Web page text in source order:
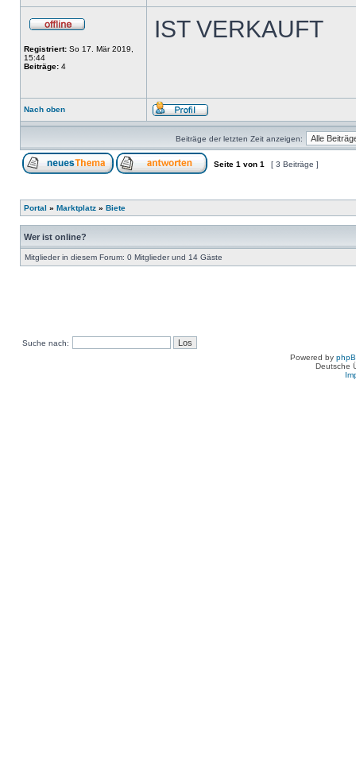
Registriert: So 17. Mär 2019,
15:44
Beiträge: 4
IST VERKAUFT
Nach oben
Beiträge der letzten Zeit anzeigen:
Seite 1 von 1 [ 3 Beiträge ]
Portal » Marktplatz » Biete
Wer ist online?
Mitglieder in diesem Forum: 0 Mitglieder und 14 Gäste
Suche nach:
Powered by
Deutsche